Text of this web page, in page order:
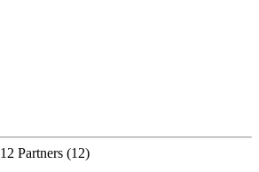
12 Partners (12)